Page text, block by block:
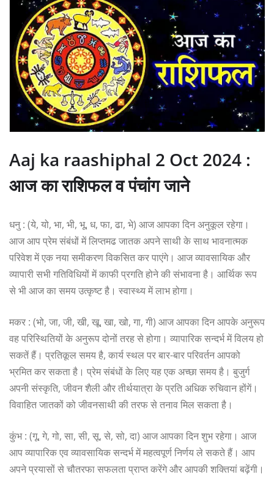
Aaj ka raashiphal 2 Oct 2024 :
आज का राशिफल व पंचांग जाने
धनु : (ये, यो, भा, भी, भू, ध, फा, ढा, भे) आज आपका दिन अनुकूल रहेगा।
आज आप प्रेम संबंधों में लिप्तमढ जातक अपने साथी के साथ भावनात्मक
परिवेश में एक नया समीकरण विकसित कर पाएंगे। आज व्यावसायिक और
व्यापारी सभी गतिविधियों में काफी प्रगति होने की संभावना है। आर्थिक रूप
से भी आज का समय उत्कृष्ट है। स्वास्थ्य में लाभ होगा।
मकर : (भो, जा, जी, खी, खू, खा, खो, गा, गी) आज आपका दिन आपके अनुरूप
वह परिस्थितियों के अनुरूप दोनों तरह से होगा। व्यापारिक सन्दर्भ में विलय हो
सकतें हैं। प्रतिकूल समय है, कार्य स्थल पर बार-बार परिवर्तन आपको
भ्रमित कर सकता है। प्रेम संबंधों के लिए यह एक अच्छा समय है। बुजुर्ग
अपनी संस्कृति, जीवन शैली और तीर्थयात्रा के प्रति अधिक रुचिवान होंगें।
विवाहित जातकों को जीवनसाथी की तरफ से तनाव मिल सकता है।
कुंभ : (गू, गे, गो, सा, सी, सू, से, सो, दा) आज आपका दिन शुभ रहेगा। आज
आप व्यापारिक एव व्यावसायिक सन्दर्भ में महत्वपूर्ण निर्णय ले सकते हैं। आप
अपने प्रयासों से चौतरफा सफलता प्राप्त करेंगे और आपकी शक्तियां बढ़ेंगी।